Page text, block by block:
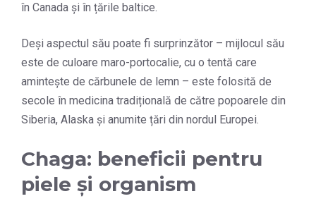
în Canada și în țările baltice.
Deși aspectul său poate fi surprinzător – mijlocul său
este de culoare maro-portocalie, cu o tentă care
amintește de cărbunele de lemn – este folosită de
secole în medicina tradițională de către popoarele din
Siberia, Alaska și anumite țări din nordul Europei.
Chaga: beneficii pentru
piele și organism